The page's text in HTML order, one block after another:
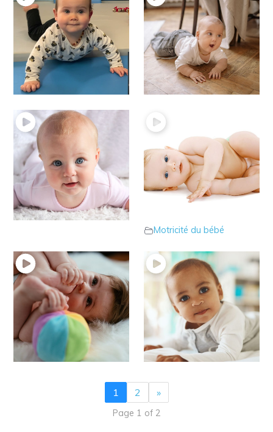
16 – Bébé passe à 4
pattes
Motricité du bébé
15 – Bébé rampe
Motricité du bébé
14 – Les 1ers
retournements
Motricité du bébé
13 – L’importance des
positions
Motricité du bébé
12 – Bébé s’attrape les
pieds
Motricité du bébé
11 – Les poursuites
auditives sur le ventre
Motricité du bébé
1 2 »
Page 1 of 2